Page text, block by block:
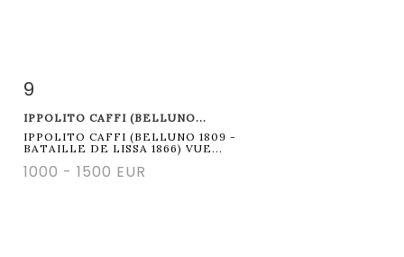
Fiche détaillée
9
IPPOLITO CAFFI (BELLUNO...
IPPOLITO CAFFI (BELLUNO 1809 -
BATAILLE DE LISSA 1866) VUE...
1000 - 1500 EUR